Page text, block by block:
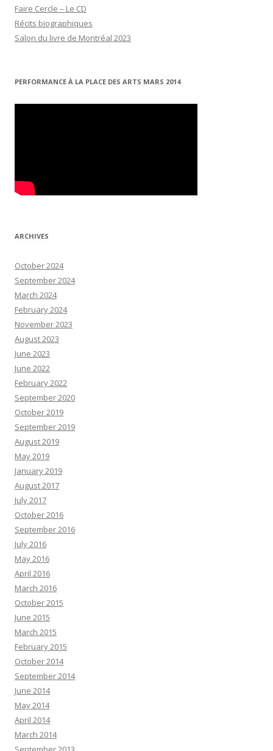
Faire Cercle – Le CD
Récits biographiques
Salon du livre de Montréal 2023
PERFORMANCE À LA PLACE DES ARTS MARS 2014
ARCHIVES
October 2024
September 2024
March 2024
February 2024
November 2023
August 2023
June 2023
June 2022
February 2022
September 2020
October 2019
September 2019
August 2019
May 2019
January 2019
August 2017
July 2017
October 2016
September 2016
July 2016
May 2016
April 2016
March 2016
October 2015
June 2015
March 2015
February 2015
October 2014
September 2014
June 2014
May 2014
April 2014
March 2014